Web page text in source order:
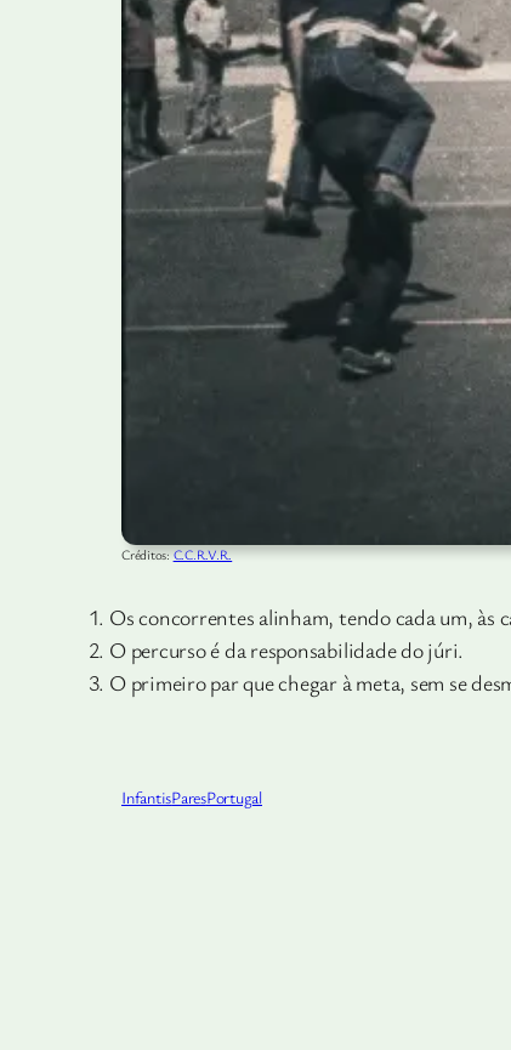
Créditos:C.C.R.V.R.
Os concorrentes alinham, tendo cada um, às
O percurso é da responsabilidade do júri.
O primeiro par que chegar à meta, sem se
InfantisParesPortugal